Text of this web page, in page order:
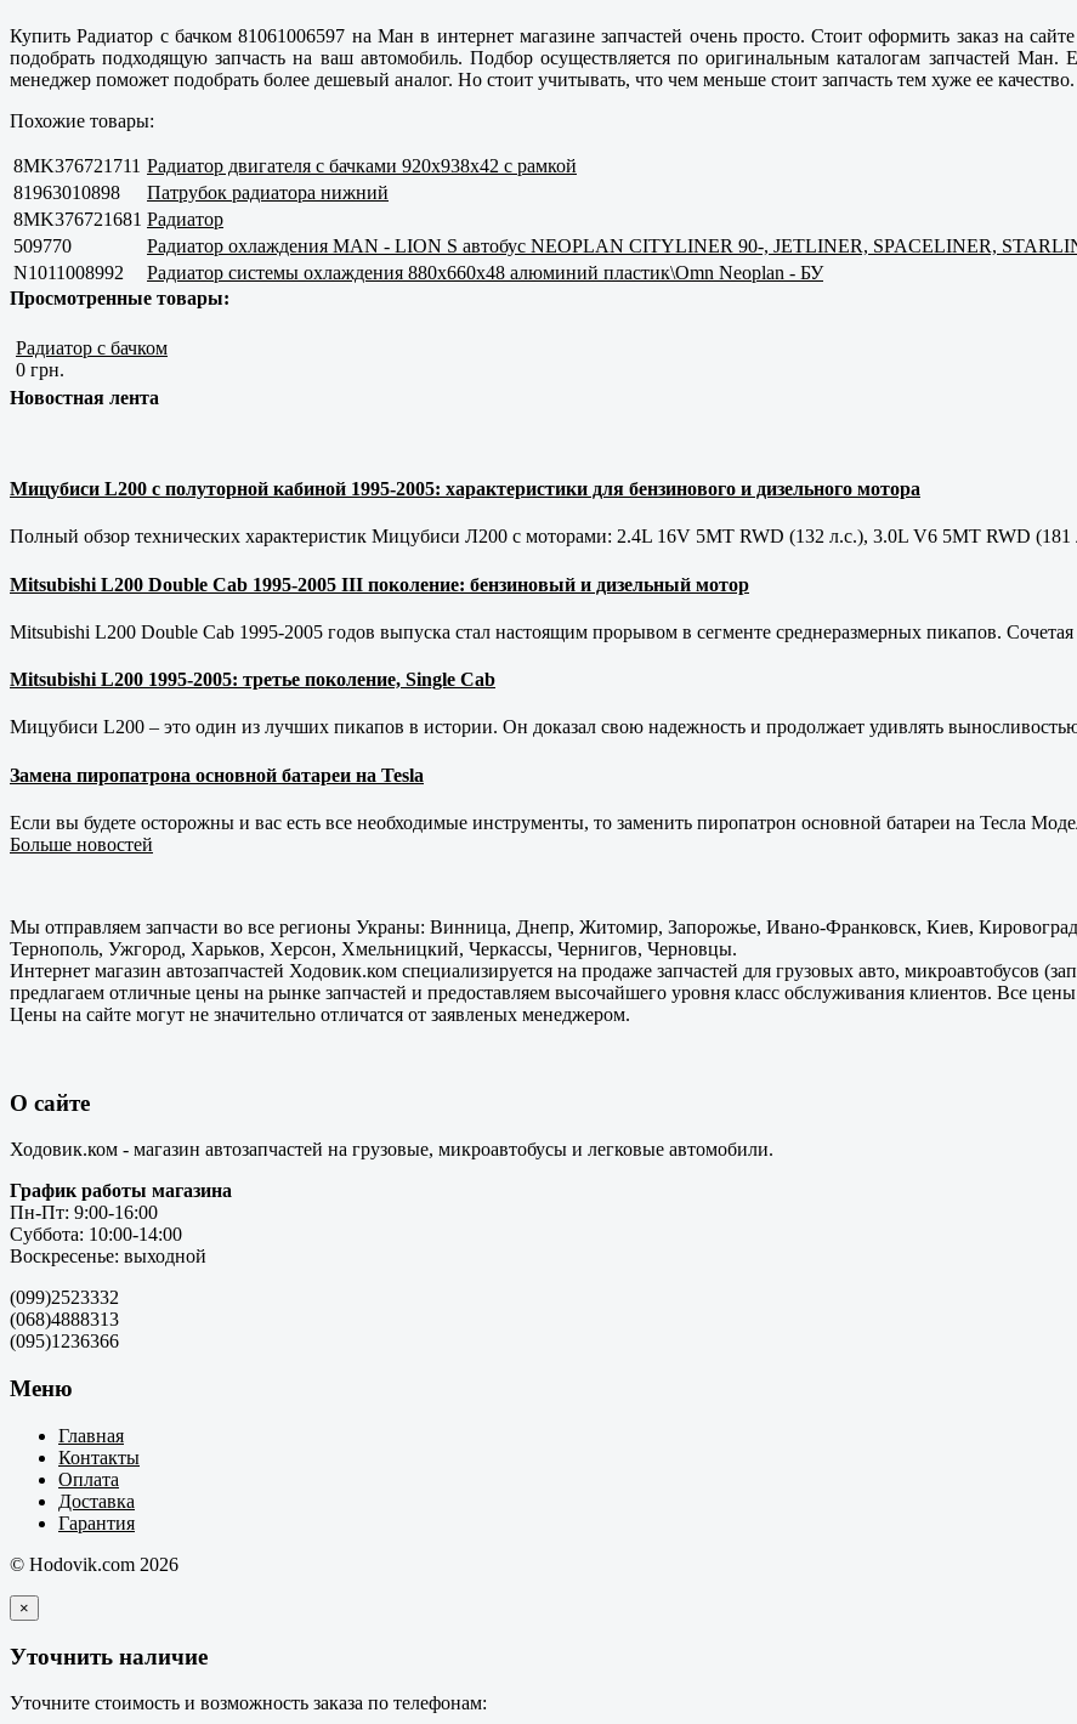
Купить Радиатор с бачком 81061006597 на Ман в интернет магазине запчастей очень просто. Стоит оформить заказ на
подобрать подходящую запчасть на ваш автомобиль. Подбор осуществляется по оригинальным каталогам запчастей
менеджер поможет подобрать более дешевый аналог. Но стоит учитывать, что чем меньше стоит запчасть тем хуже ее
Похожие товары:
8MK376721711 Радиатор двигателя с бачками 920x938x42 с рамкой
81963010898
Патрубок радиатора нижний
8MK376721681 Радиатор
509770
Радиатор охлаждения MAN - LION S автобус NEOPLAN CITYLINER 90-, JETLINER, SPACELINER,
N1011008992
Радиатор системы охлаждения 880x660x48 алюминий пластик\Omn Neoplan - БУ
Просмотренные товары:
Радиатор с бачком
0 грн.
Новостная лента
Мицубиси L200 с полуторной кабиной 1995-2005: характеристики для бензинового и дизельного мотора
Полный обзор технических характеристик Мицубиси Л200 с моторами: 2.4L 16V 5MT RWD (132 л.с.), 3.0L V6 5MT RWD
Mitsubishi L200 Double Cab 1995-2005 III поколение: бензиновый и дизельный мотор
Mitsubishi L200 Double Cab 1995-2005 годов выпуска стал настоящим прорывом в сегменте среднеразмерных пикапов. Сочетая
Mitsubishi L200 1995-2005: третье поколение, Single Cab
Мицубиси L200 – это один из лучших пикапов в истории. Он доказал свою надежность и продолжает удивлять
Замена пиропатрона основной батареи на Tesla
Если вы будете осторожны и вас есть все необходимые инструменты, то заменить пиропатрон основной батареи на Тесла
Больше новостей
Мы отправляем запчасти во все регионы Украны: Винница, Днепр, Житомир, Запорожье, Ивано-Франковск, Киев,
Тернополь, Ужгород, Харьков, Херсон, Хмельницкий, Черкассы, Чернигов, Черновцы.
Интернет магазин автозапчастей Ходовик.ком специализируется на продаже запчастей для грузовых авто, микроавтобусов
предлагаем отличные цены на рынке запчастей и предоставляем высочайшего уровня класс обслуживания клиентов. Все
Цены на сайте могут не значительно отличатся от заявленых менеджером.
О сайте
Ходовик.ком - магазин автозапчастей на грузовые, микроавтобусы и легковые автомобили.
График работы магазина
Пн-Пт: 9:00-16:00
Суббота: 10:00-14:00
Воскресенье: выходной
(099)2523332
(068)4888313
(095)1236366
Меню
Главная
Контакты
Оплата
Доставка
Гарантия
© Hodovik.com 2026
×
Уточнить наличие
Уточните стоимость и возможность заказа по телефонам: